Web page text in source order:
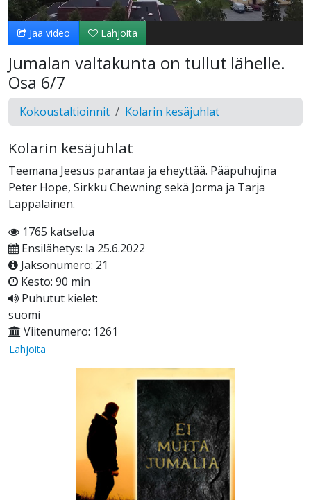
Jaa video Lahjoita
Jumalan valtakunta on tullut lähelle.
Osa 6/7
Kokoustaltioinnit Kolarin kesäjuhlat
Kolarin kesäjuhlat
Teemana Jeesus parantaa ja eheyttää. Pääpuhujina
Peter Hope, Sirkku Chewning sekä Jorma ja Tarja
Lappalainen.
1765 katselua
Ensilähetys: la 25.6.2022
Jaksonumero: 21
Kesto: 90 min
Puhutut kielet:
suomi
Viitenumero: 1261
Lahjoita